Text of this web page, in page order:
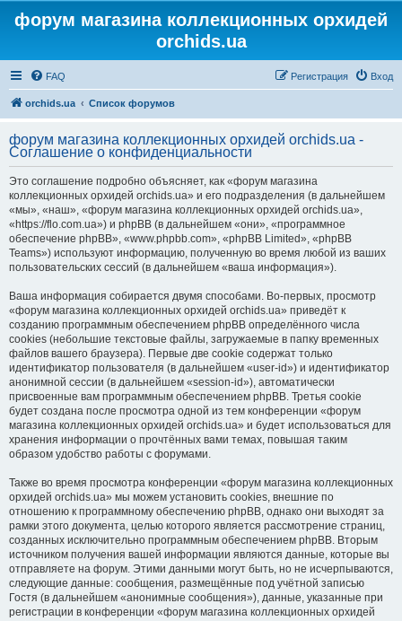
форум магазина коллекционных орхидей
orchids.ua
FAQ Вход
Регистрация
orchids.ua Список форумов
форум магазина коллекционных орхидей orchids.ua -
Соглашение о конфиденциальности
Это соглашение подробно объясняет, как «форум магазина
коллекционных орхидей orchids.ua» и его подразделения (в дальнейшем
«мы», «наш», «форум магазина коллекционных орхидей orchids.ua»,
«https://flo.com.ua») и phpBB (в дальнейшем «они», «программное
обеспечение phpBB», «www.phpbb.com», «phpBB Limited», «phpBB
Teams») используют информацию, полученную во время любой из ваших
пользовательских сессий (в дальнейшем «ваша информация»).
Ваша информация собирается двумя способами. Во-первых, просмотр
«форум магазина коллекционных орхидей orchids.ua» приведёт к
созданию программным обеспечением phpBB определённого числа
cookies (небольшие текстовые файлы, загружаемые в папку временных
файлов вашего браузера). Первые две cookie содержат только
идентификатор пользователя (в дальнейшем «user-id») и идентификатор
анонимной сессии (в дальнейшем «session-id»), автоматически
присвоенные вам программным обеспечением phpBB. Третья cookie
будет создана после просмотра одной из тем конференции «форум
магазина коллекционных орхидей orchids.ua» и будет использоваться для
хранения информации о прочтённых вами темах, повышая таким
образом удобство работы с форумами.
Также во время просмотра конференции «форум магазина коллекционных
орхидей orchids.ua» мы можем установить cookies, внешние по
отношению к программному обеспечению phpBB, однако они выходят за
рамки этого документа, целью которого является рассмотрение страниц,
созданных исключительно программным обеспечением phpBB. Вторым
источником получения вашей информации являются данные, которые вы
отправляете на форум. Этими данными могут быть, но не исчерпываются,
следующие данные: сообщения, размещённые под учётной записью
Гостя (в дальнейшем «анонимные сообщения»), данные, указанные при
регистрации в конференции «форум магазина коллекционных орхидей